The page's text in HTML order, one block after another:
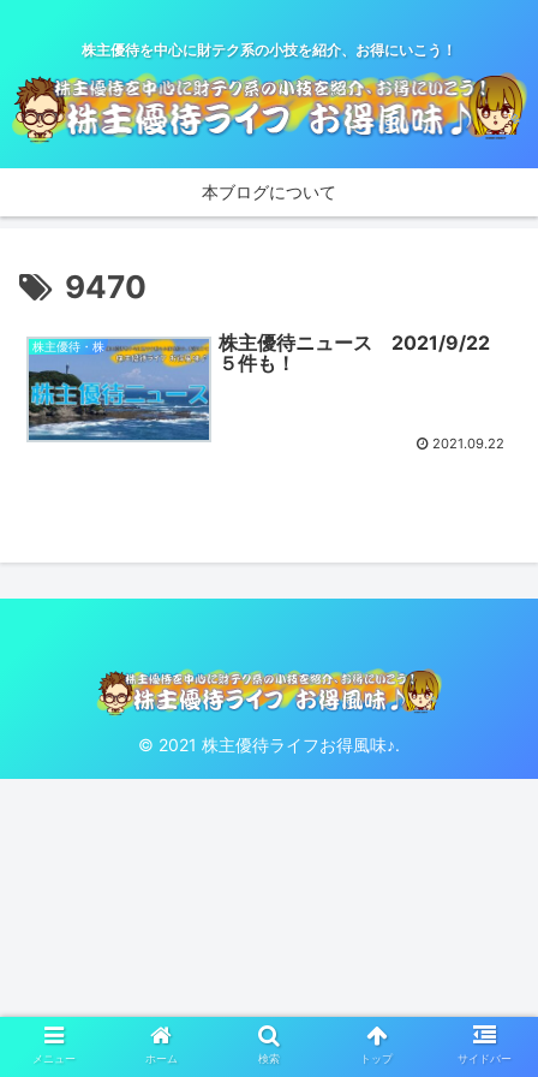
株主優待を中心に財テク系の小技を紹介、お得にいこう！
本ブログについて
9470
株主優待・株
株主優待ニュース 2021/9/22
５件も！
2021.09.22
© 2021 株主優待ライフお得風味♪.
メニュー ホーム 検索 トップ サイドバー